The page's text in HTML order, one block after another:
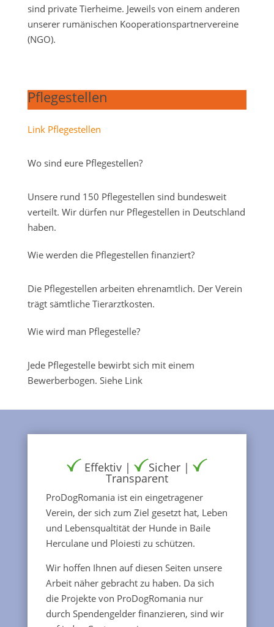
sind private Tierheime. Jeweils von einem anderen
unserer rumänischen Kooperationspartnervereine
(NGO).
Pflegestellen
Link Pflegestellen
Wo sind eure Pflegestellen?
Unsere rund 150 Pflegestellen sind bundesweit
verteilt. Wir dürfen nur Pflegestellen in Deutschland
haben.
Wie werden die Pflegestellen finanziert?
Die Pflegestellen arbeiten ehrenamtlich. Der Verein
trägt sämtliche Tierarztkosten.
Wie wird man Pflegestelle?
Jede Pflegestelle bewirbt sich mit einem
Bewerberbogen. Siehe Link
Effektiv | Sicher |
Transparent
ProDogRomania ist ein eingetragener
Verein, der sich zum Ziel gesetzt hat, Leben
und Lebensqualtität der Hunde in Baile
Herculane und Ploiesti zu schützen.
Wir hoffen Ihnen auf diesen Seiten unsere
Arbeit näher gebracht zu haben. Da sich
die Projekte von ProDogRomania nur
durch Spendengelder finanzieren, sind wir